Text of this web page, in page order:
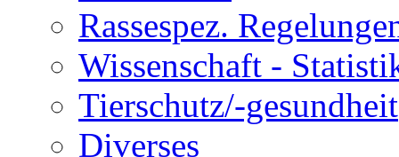
Rassespez.
Wissenschaft -
Tierschutz/-gesundheit
Diverses